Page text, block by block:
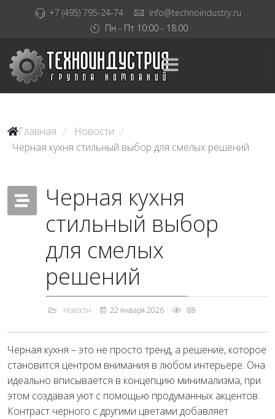
+7 (495) 795-24-74
info@technoindustry.ru
Пн - Пт 10:00 - 18:00
Главная / Новости /
Черная кухня стильный выбор для смелых решений
Черная кухня
стильный выбор
для смелых
решений
Новости 22 января 2026 88
Черная кухня – это не просто тренд, а решение, которое
становится центром внимания в любом интерьере. Она
идеально вписывается в концепцию минимализма, при
этом создавая уют с помощью продуманных акцентов.
Контраст черного с другими цветами добавляет